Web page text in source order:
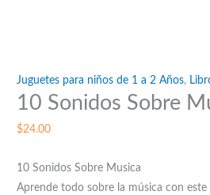
Juguetes para niños de 1 a 2 Años,
10 Sonidos Sobre
$24.00
10 Sonidos Sobre Musica
Aprende todo sobre la música con